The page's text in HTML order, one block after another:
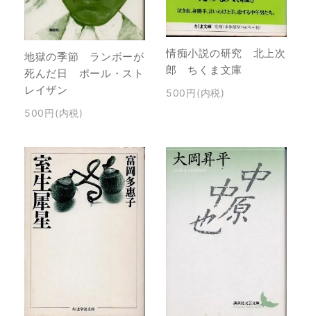
地獄の季節 ランボーが
死んだ日 ポール・スト
レイザン
500円(内税)
情痴小説の研究 北上次
郎 ちくま文庫
500円(内税)